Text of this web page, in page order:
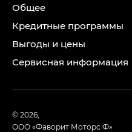
Общее
Кредитные программы
Выгоды и цены
Сервисная информация
© 2026,
ООО «Фаворит Моторс Ф»